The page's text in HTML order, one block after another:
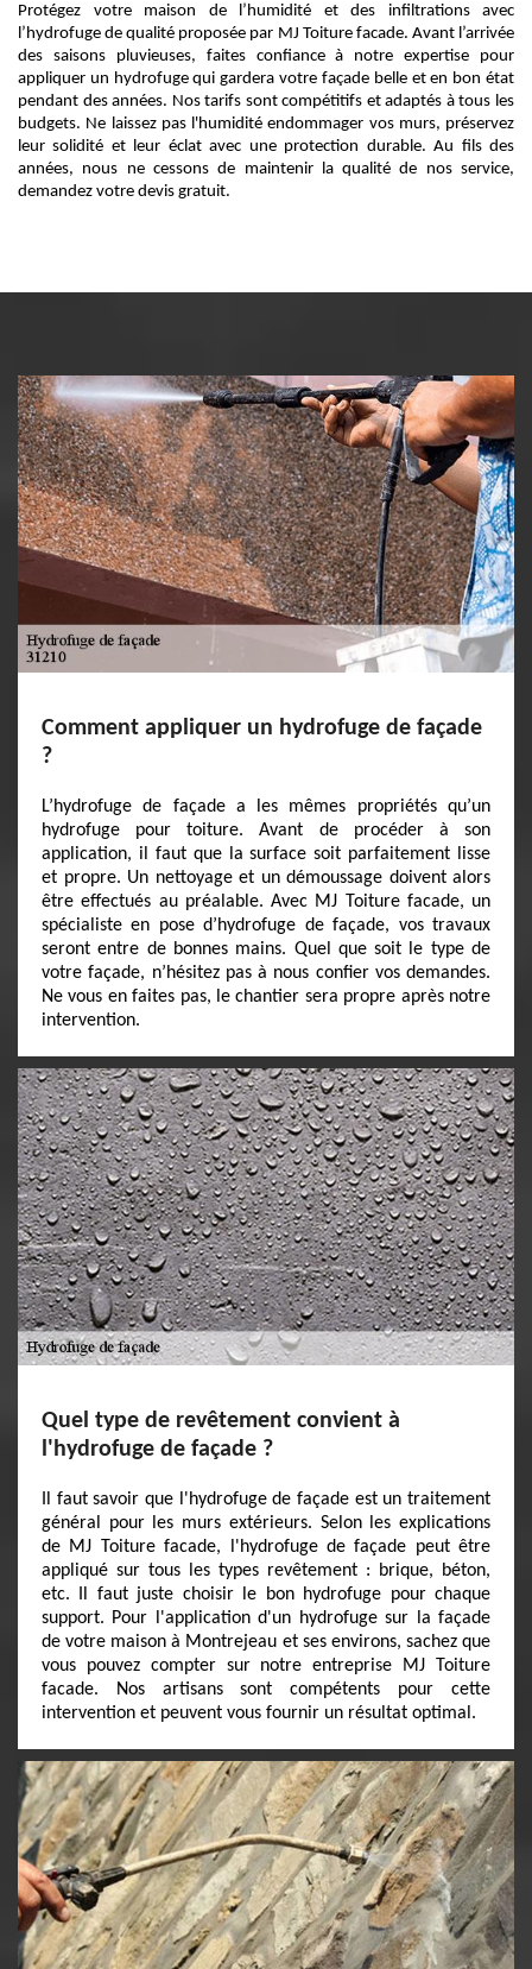
Protégez votre maison de l’humidité et des infiltrations avec
l’hydrofuge de qualité proposée par MJ Toiture facade. Avant l’arrivée
des saisons pluvieuses, faites confiance à notre expertise pour
appliquer un hydrofuge qui gardera votre façade belle et en bon état
pendant des années. Nos tarifs sont compétitifs et adaptés à tous les
budgets. Ne laissez pas l'humidité endommager vos murs, préservez
leur solidité et leur éclat avec une protection durable. Au fils des
années, nous ne cessons de maintenir la qualité de nos service,
demandez votre devis gratuit.
Comment appliquer un hydrofuge de façade
?
L’hydrofuge de façade a les mêmes propriétés qu’un
hydrofuge pour toiture. Avant de procéder à son
application, il faut que la surface soit parfaitement lisse
et propre. Un nettoyage et un démoussage doivent alors
être effectués au préalable. Avec MJ Toiture facade, un
spécialiste en pose d’hydrofuge de façade, vos travaux
seront entre de bonnes mains. Quel que soit le type de
votre façade, n’hésitez pas à nous confier vos demandes.
Ne vous en faites pas, le chantier sera propre après notre
intervention.
Quel type de revêtement convient à
l'hydrofuge de façade ?
Il faut savoir que l'hydrofuge de façade est un traitement
général pour les murs extérieurs. Selon les explications
de MJ Toiture facade, l'hydrofuge de façade peut être
appliqué sur tous les types revêtement : brique, béton,
etc. Il faut juste choisir le bon hydrofuge pour chaque
support. Pour l'application d'un hydrofuge sur la façade
de votre maison à Montrejeau et ses environs, sachez que
vous pouvez compter sur notre entreprise MJ Toiture
facade. Nos artisans sont compétents pour cette
intervention et peuvent vous fournir un résultat optimal.